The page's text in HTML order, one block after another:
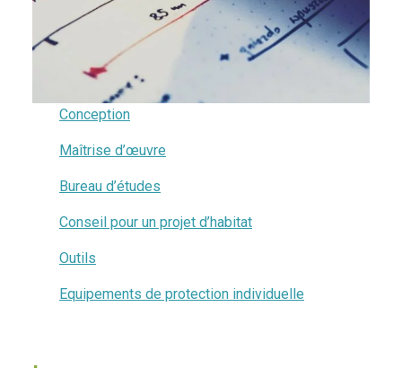
Conception
Maîtrise d’œuvre
Bureau d’études
Conseil pour un projet d’habitat
Outils
Equipements de protection individuelle